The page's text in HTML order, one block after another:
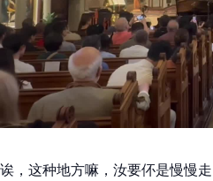
诶，这种地方嘛，汝要伓是慢慢